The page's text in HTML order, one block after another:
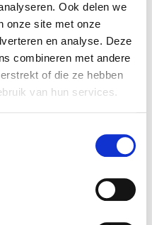
Ook delen we
onze site met onze
en analyse. Deze
combineren met andere
of die ze hebben
van hun services.